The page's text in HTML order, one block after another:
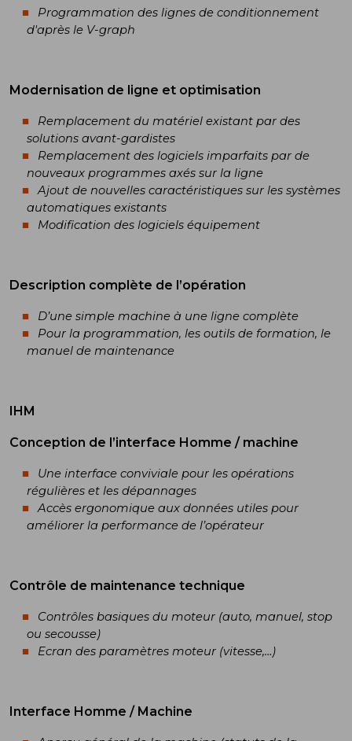
Programmation des lignes de conditionnement
d'après le V-graph
Modernisation de ligne et optimisation
Remplacement du matériel existant par des
solutions avant-gardistes
Remplacement des logiciels imparfaits par de
nouveaux programmes axés sur la ligne
Ajout de nouvelles caractéristiques sur les systèmes
automatiques existants
Modification des logiciels équipement
Description complète de l’opération
D’une simple machine à une ligne complète
Pour la programmation, les outils de formation, le
manuel de maintenance
IHM
Conception de l’interface Homme / machine
Une interface conviviale pour les opérations
régulières et les dépannages
Accès ergonomique aux données utiles pour
améliorer la performance de l’opérateur
Contrôle de maintenance technique
Contrôles basiques du moteur (auto, manuel, stop
ou secousse)
Ecran des paramètres moteur (vitesse,…)
Interface Homme / Machine